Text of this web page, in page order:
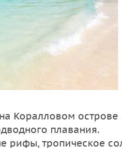
Коралловом
плавания.
рифы, тропическое